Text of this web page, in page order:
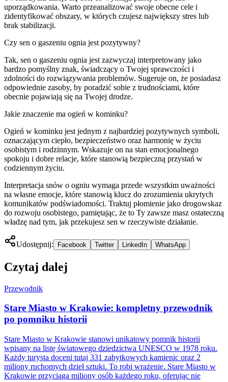
uporządkowania. Warto przeanalizować swoje obecne cele i
zidentyfikować obszary, w których czujesz największy stres lub
brak stabilizacji.
Czy sen o gaszeniu ognia jest pozytywny?
Tak, sen o gaszeniu ognia jest zazwyczaj interpretowany jako
bardzo pomyślny znak, świadczący o Twojej sprawczości i
zdolności do rozwiązywania problemów. Sugeruje on, że posiadasz
odpowiednie zasoby, by poradzić sobie z trudnościami, które
obecnie pojawiają się na Twojej drodze.
Jakie znaczenie ma ogień w kominku?
Ogień w kominku jest jednym z najbardziej pozytywnych symboli,
oznaczającym ciepło, bezpieczeństwo oraz harmonię w życiu
osobistym i rodzinnym. Wskazuje on na stan emocjonalnego
spokoju i dobre relacje, które stanowią bezpieczną przystań w
codziennym życiu.
Interpretacja snów o ogniu wymaga przede wszystkim uważności
na własne emocje, które stanowią klucz do zrozumienia ukrytych
komunikatów podświadomości. Traktuj płomienie jako drogowskaz
do rozwoju osobistego, pamiętając, że to Ty zawsze masz ostateczną
władzę nad tym, jak przekujesz sen w rzeczywiste działanie.
Udostępnij: Facebook Twitter LinkedIn WhatsApp
Czytaj dalej
Przewodnik
Stare Miasto w Krakowie: kompletny przewodnik
po pomniku historii
Stare Miasto w Krakowie stanowi unikatowy pomnik historii
wpisany na listę światowego dziedzictwa UNESCO w 1978 roku.
Każdy turysta doceni tutaj 331 zabytkowych kamienic oraz 2
miliony ruchomych dzieł sztuki. To robi wrażenie. Stare Miasto w
Krakowie przyciąga miliony osób każdego roku, oferując nie